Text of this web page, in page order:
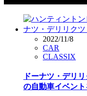
2022/11/8
CAR
CLASSIX
ドーナツ・デリ
の自動車イベント